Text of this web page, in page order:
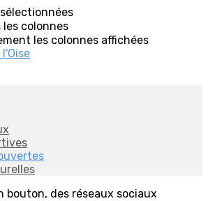
colonnes
les colonnes affichées
bouton, des réseaux sociaux